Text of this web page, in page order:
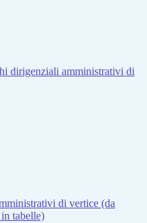
dirigenziali amministrativi di
di vertice (da
tabelle)